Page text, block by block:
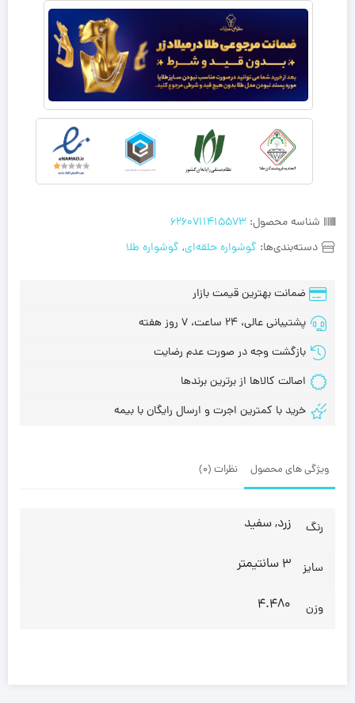
شناسه محصول: 6260711415573
دسته‌بندی‌ها: گوشواره حلقه‌ای, گوشواره طلا
ضمانت بهترین قیمت بازار
پشتیبانی عالی، 24 ساعت، 7 روز هفته
بازگشت وجه در صورت عدم رضایت
اصالت کالاها از برترین برندها
خرید با کمترین اجرت و ارسال رایگان با بیمه
ویژگی های محصول نظرات (0)
رنگ زرد, سفید
سایز 3 سانتیمتر
وزن 4.480